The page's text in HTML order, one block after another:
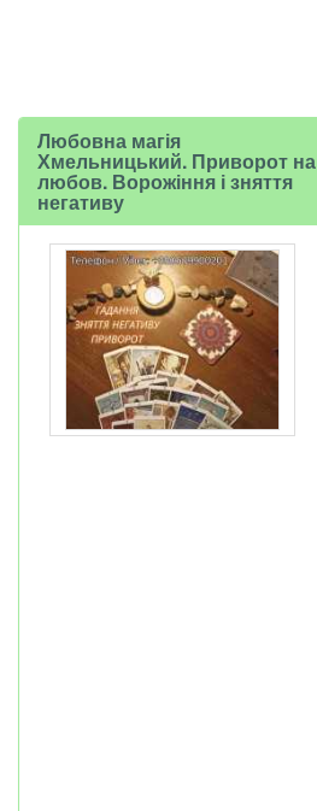
Любовна магія
Хмельницький. Приворот на
любов. Ворожіння і зняття
негативу